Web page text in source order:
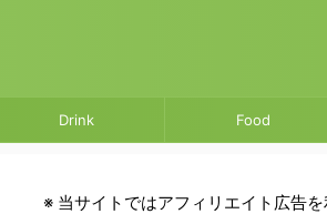
Drink Food
※ 当サイトではアフィリエイト広告